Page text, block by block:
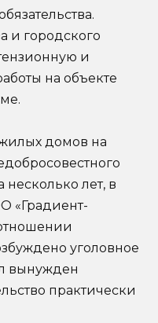
и городского
и
на объекте
домов на
несколько лет, в
«Градиент-
уголовное
вынужден
практически